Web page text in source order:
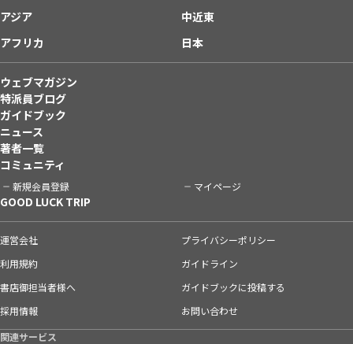
アジア
中近東
アフリカ
日本
ウェブマガジン
特派員ブログ
ガイドブック
ニュース
著者一覧
コミュニティ
新規会員登録 マイページ
GOOD LUCK TRIP
運営会社
プライバシーポリシー
利用規約
ガイドライン
書店御担当者様へ
ガイドブックに投稿する
採用情報
お問い合わせ
関連サービス